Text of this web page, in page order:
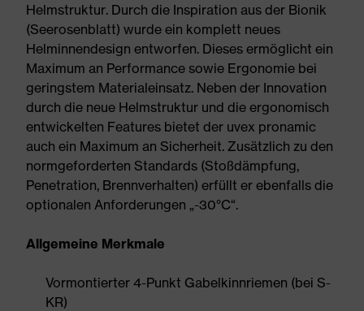
Helmstruktur. Durch die Inspiration aus der Bionik
(Seerosenblatt) wurde ein komplett neues
Helminnendesign entworfen. Dieses ermöglicht ein
Maximum an Performance sowie Ergonomie bei
geringstem Materialeinsatz. Neben der Innovation
durch die neue Helmstruktur und die ergonomisch
entwickelten Features bietet der uvex pronamic
auch ein Maximum an Sicherheit. Zusätzlich zu den
normgeforderten Standards (Stoßdämpfung,
Penetration, Brennverhalten) erfüllt er ebenfalls die
optionalen Anforderungen „-30°C“.
Allgemeine Merkmale
Vormontierter 4-Punkt Gabelkinnriemen (bei S-
KR)